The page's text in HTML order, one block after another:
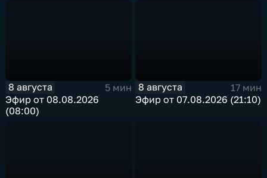
8 августа
5 мин
Эфир от 08.08.2026
(08:00)
8 августа
17 мин
Эфир от 07.08.2026 (21:10)